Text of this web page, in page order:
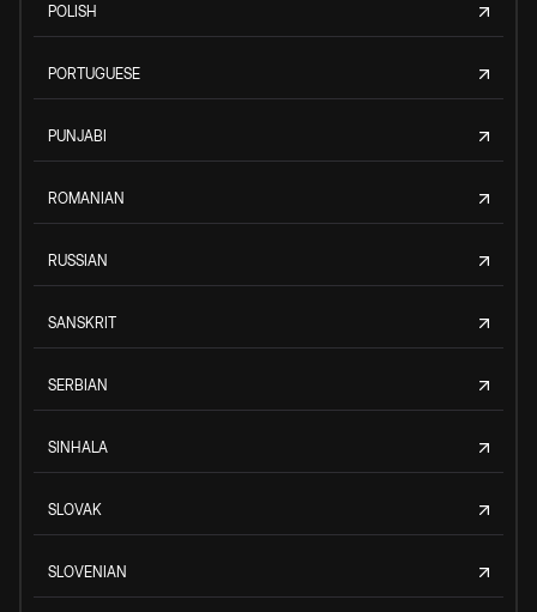
POLISH
PORTUGUESE
PUNJABI
ROMANIAN
RUSSIAN
SANSKRIT
SERBIAN
SINHALA
SLOVAK
SLOVENIAN